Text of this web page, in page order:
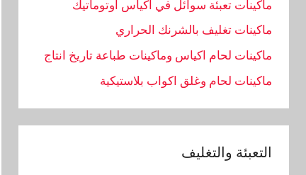
ماكينات تعبئة سوائل في اكياس اوتوماتيك
ماكينات تغليف بالشرنك الحراري
ماكينات لحام اكياس وماكينات طباعة تاريخ انتاج
ماكينات لحام وغلق اكواب بلاستيكية
التعبئة والتغليف